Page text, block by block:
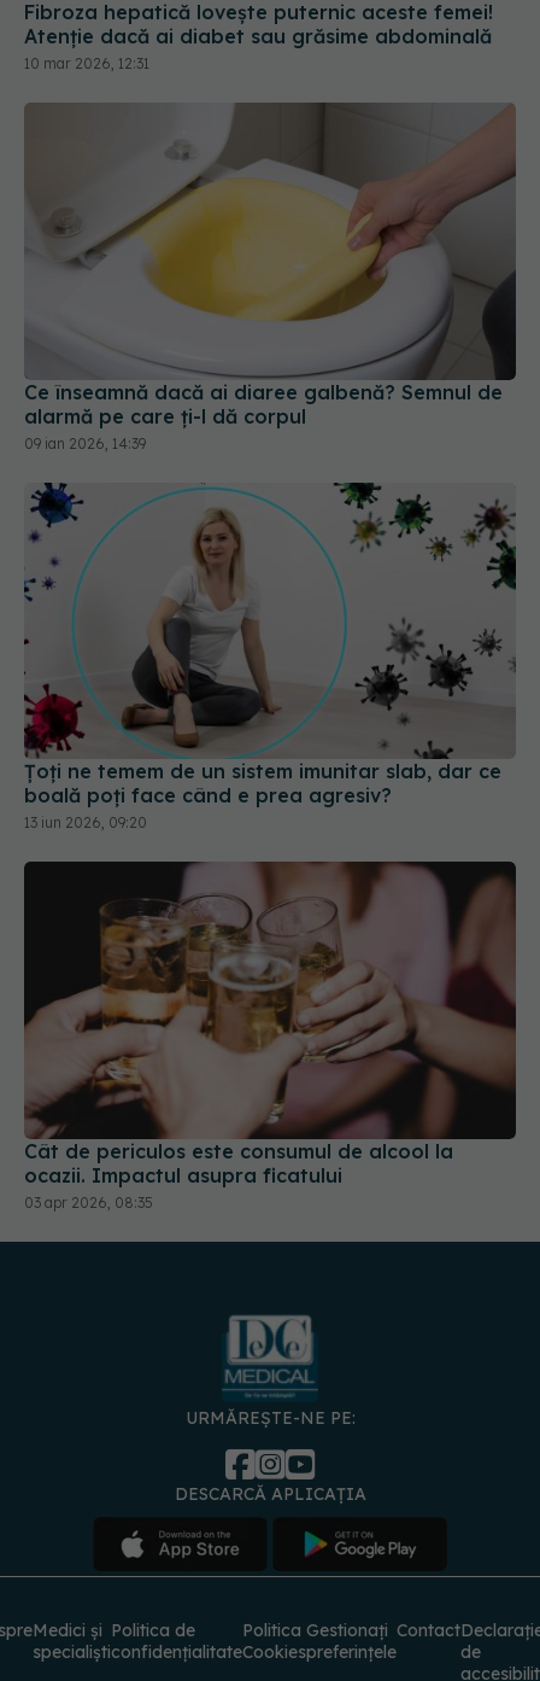
10 mar 2026, 12:31
Ce înseamnă dacă ai diaree galbenă? Semnul de
alarmă pe care ți-l dă corpul
09 ian 2026, 14:39
Țoți ne temem de un sistem imunitar slab, dar ce
boală poți face când e prea agresiv?
13 iun 2026, 09:20
Cât de periculos este consumul de alcool la
ocazii. Impactul asupra ficatului
03 apr 2026, 08:35
URMĂREȘTE-NE PE:
Medici și Politica de
Politica Gestionați Contact